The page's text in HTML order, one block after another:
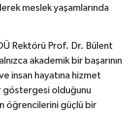
meslek yaşamlarında
Rektörü Prof. Dr. Bülent
akademik bir başarının
insan hayatına hizmet
göstergesi olduğunu
öğrencilerini güçlü bir